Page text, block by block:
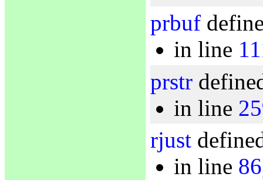
prbuf
in line
prstr
in line
rjust
in line 86